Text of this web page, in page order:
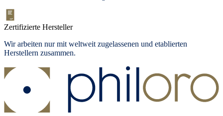
Zertifizierte Hersteller
Wir arbeiten nur mit weltweit zugelassenen und etablierten
Herstellern zusammen.